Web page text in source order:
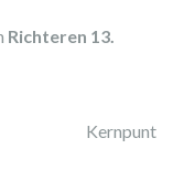
Richteren 13.
Kernpunt